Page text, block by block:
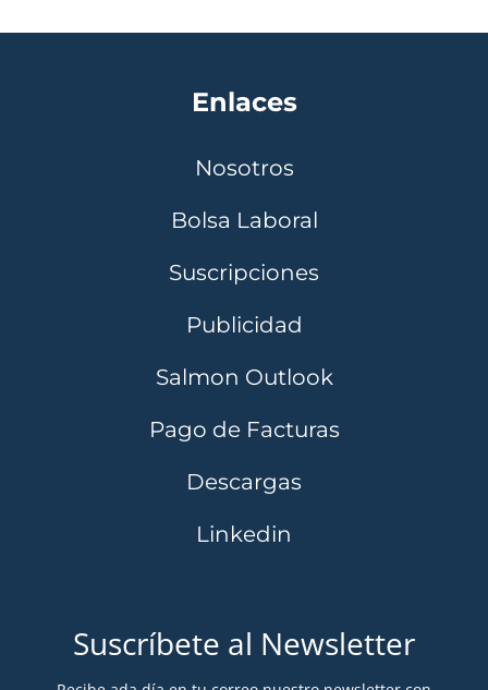
Enlaces
Nosotros
Bolsa Laboral
Suscripciones
Publicidad
Salmon Outlook
Pago de Facturas
Descargas
Linkedin
Suscríbete al Newsletter